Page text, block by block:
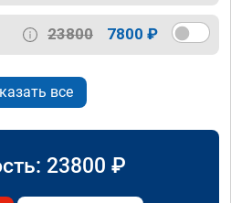
23800 7800 ₽
все
23800 ₽